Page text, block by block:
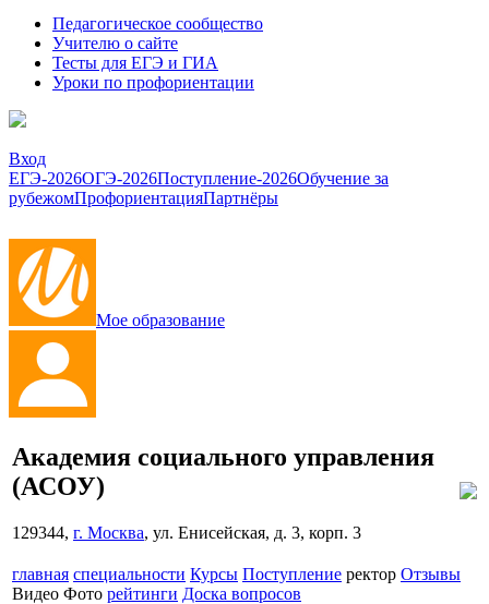
Педагогическое сообщество
Учителю о сайте
Тесты для ЕГЭ и ГИА
Уроки по профориентации
Вход
ЕГЭ-2026ОГЭ-2026Поступление-2026Обучение за
рубежомПрофориентацияПартнёры
Мое образование
Академия социального управления
(АСОУ)
129344, г. Москва, ул. Енисейская, д. 3, корп. 3
главная специальности Курсы Поступление ректор Отзывы
Видео Фото рейтинги Доска вопросов